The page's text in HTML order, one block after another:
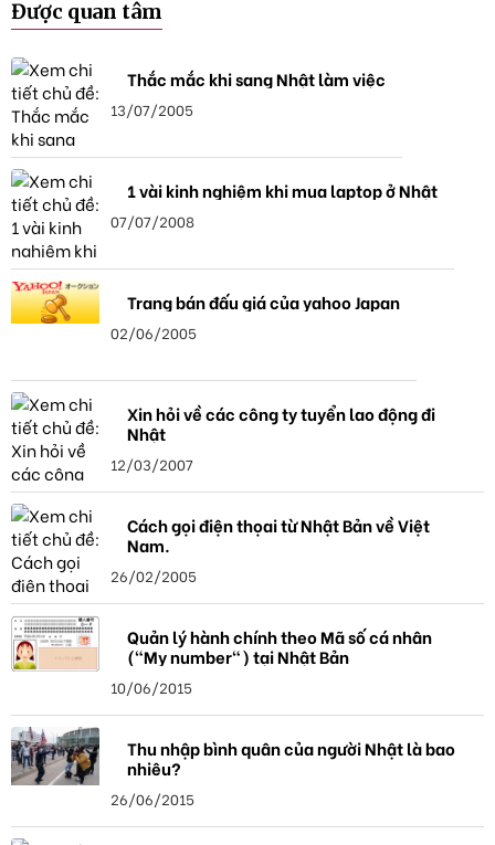
Được quan tâm
Thắc mắc khi sang Nhật làm việc
13/07/2005
1 vài kinh nghiệm khi mua laptop ở Nhật
07/07/2008
Trang bán đấu giá của yahoo Japan
02/06/2005
Xin hỏi về các công ty tuyển lao động đi
Nhật
12/03/2007
Cách gọi điện thọai từ Nhật Bản về Việt
Nam.
26/02/2005
Quản lý hành chính theo Mã số cá nhân
("My number") tại Nhật Bản
10/06/2015
Thu nhập bình quân của người Nhật là bao
nhiêu?
26/06/2015